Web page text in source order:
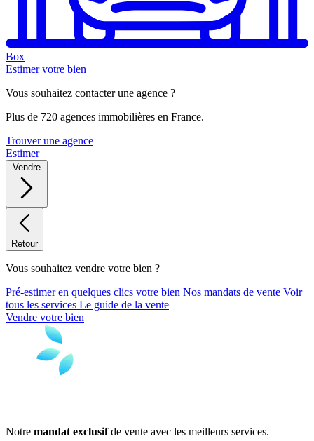
Box
Estimer votre bien
Vous souhaitez contacter une agence ?
Plus de 720 agences immobilières en France.
Trouver une agence
Estimer
Vendre
Retour
Vous souhaitez vendre votre bien ?
Pré-estimer en quelques clics votre bien Nos mandats de vente Voir
tous les services Le guide de la vente
Vendre votre bien
Notre mandat exclusifde vente avec les meilleurs services.